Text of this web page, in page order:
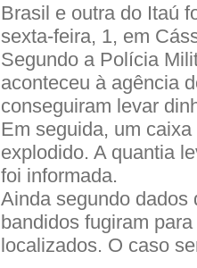
Brasil e outra do Itaú
sexta-feira, 1, em
Segundo a Polícia
aconteceu à agência
conseguiram levar
Em seguida, um
explodido. A quantia
foi informada.
Ainda segundo dados
bandidos fugiram
localizados. O caso